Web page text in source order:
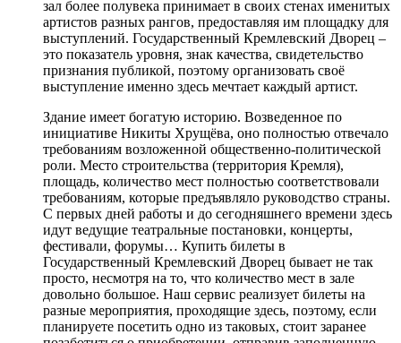
зал более полувека принимает в своих стенах именитых
артистов разных рангов, предоставляя им площадку для
выступлений. Государственный Кремлевский Дворец –
это показатель уровня, знак качества, свидетельство
признания публикой, поэтому организовать своё
выступление именно здесь мечтает каждый артист.
Здание имеет богатую историю. Возведенное по
инициативе Никиты Хрущёва, оно полностью отвечало
требованиям возложенной общественно-политической
роли. Место строительства (территория Кремля),
площадь, количество мест полностью соответствовали
требованиям, которые предъявляло руководство страны.
С первых дней работы и до сегодняшнего времени здесь
идут ведущие театральные постановки, концерты,
фестивали, форумы… Купить билеты в
Государственный Кремлевский Дворец бывает не так
просто, несмотря на то, что количество мест в зале
довольно большое. Наш сервис реализует билеты на
разные мероприятия, проходящие здесь, поэтому, если
планируете посетить одно из таковых, стоит заранее